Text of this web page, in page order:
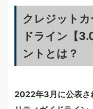
クレジット
ドライン【
ントとは？
2022年3月に公表さ